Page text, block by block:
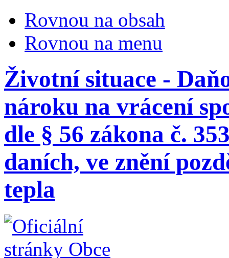
Rovnou na obsah
Rovnou na menu
Životní situace -
nároku na vrácení
dle § 56 zákona č.
daních, ve znění
tepla